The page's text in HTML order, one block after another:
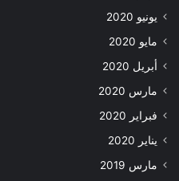
يونيو 2020
مايو 2020
أبريل 2020
مارس 2020
فبراير 2020
يناير 2020
مارس 2019